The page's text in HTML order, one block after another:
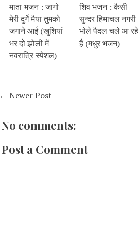
माता भजन : जागो
मेरी दुर्गे मैया तुमको
जगाने आई (खुशियां
भर दो झोली में
नवरात्रि स्पेशल)
शिव भजन : कैसी
सुन्दर हिमाचल नगरी
भोले पैदल चले आ रहे
हैं (मधुर भजन)
← Newer Post
No comments:
Post a Comment